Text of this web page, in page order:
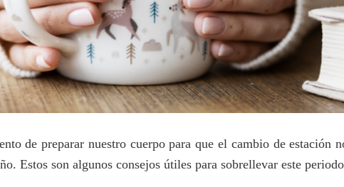
de preparar nuestro cuerpo para que el cambio de estación
Estos son algunos consejos útiles para sobrellevar este